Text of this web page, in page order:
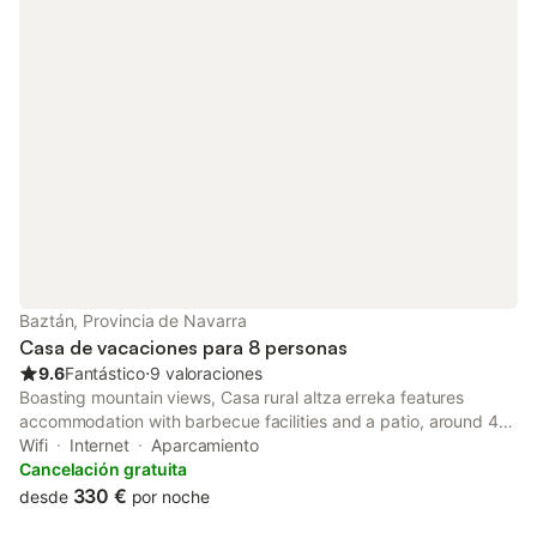
Baztán, Provincia de Navarra
Casa de vacaciones para 8 personas
9.6Fantástico⋅9 valoraciones
Boasting mountain views, Casa rural altza erreka features
accommodation with barbecue facilities and a patio, around 47
km from Saint Jean de Luz Train Station.
Wifi Internet
Aparcamiento
Cancelación gratuita
desde 330 € por noche